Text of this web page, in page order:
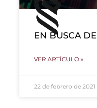
EN BUSCA
VER ARTÍCULO »
22 de febrero de 2021